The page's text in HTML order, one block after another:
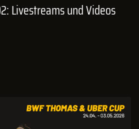
Livestreams und Videos